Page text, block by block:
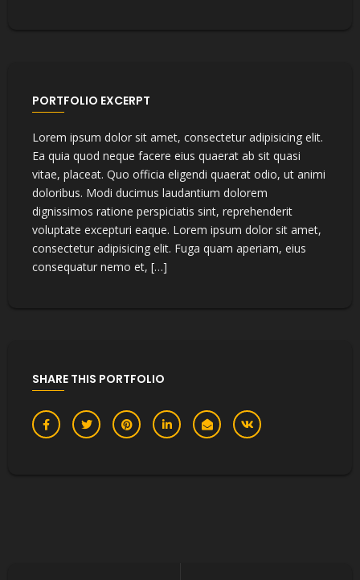
PORTFOLIO EXCERPT
Lorem ipsum dolor sit amet, consectetur adipisicing elit.
Ea quia quod neque facere eius quaerat ab sit quasi
vitae, placeat. Quo officia eligendi quaerat odio, ut animi
doloribus. Modi ducimus laudantium dolorem
dignissimos ratione perspiciatis sint, reprehenderit
voluptate excepturi eaque. Lorem ipsum dolor sit amet,
consectetur adipisicing elit. Fuga quam aperiam, eius
consequatur nemo et, […]
SHARE THIS PORTFOLIO